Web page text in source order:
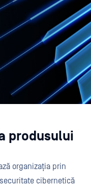
produsului
organizația prin
cibernetică